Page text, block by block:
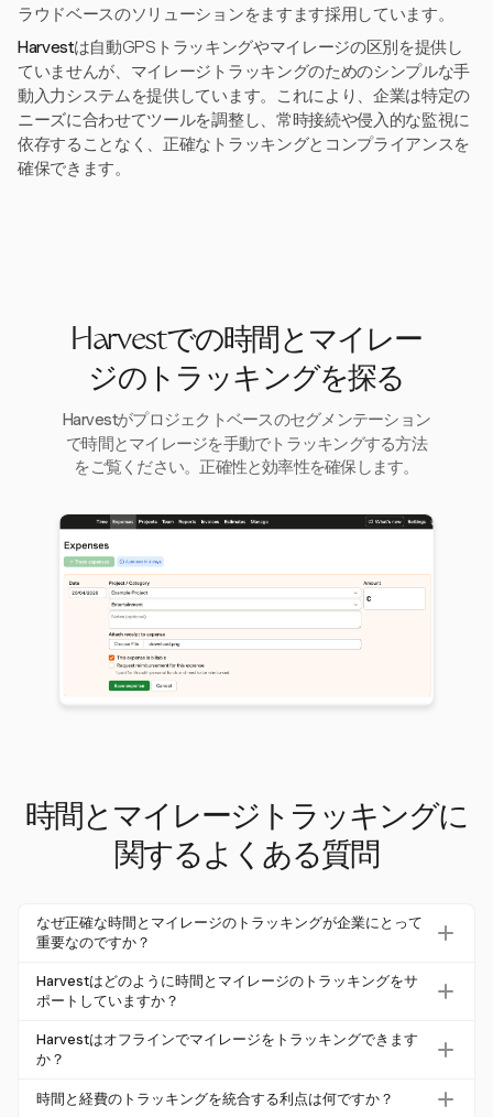
ラウドベースのソリューションをますます採用しています。
Harvestは自動GPSトラッキングやマイレージの区別を提供し
ていませんが、マイレージトラッキングのためのシンプルな手
動入力システムを提供しています。これにより、企業は特定の
ニーズに合わせてツールを調整し、常時接続や侵入的な監視に
依存することなく、正確なトラッキングとコンプライアンスを
確保できます。
Harvestでの時間とマイレー
ジのトラッキングを探る
Harvestがプロジェクトベースのセグメンテーション
で時間とマイレージを手動でトラッキングする方法
をご覧ください。正確性と効率性を確保します。
時間とマイレージトラッキングに
関するよくある質問
なぜ正確な時間とマイレージのトラッキングが企業にとって
重要なのですか？
正確な時間とマイレージのトラッキングは、企業が正確な
払い戻し、税法の遵守、運営コストの最適化を確保するた
とが多く、調査によると88%のスプレッドシートに不正確
さが含まれており、過大な経費が発生する可能性がありま
す。
Harvestはどのように時間とマイレージのトラッキングをサ
ポートしていますか？
Harvestは、ユーザーがデータを手動で入力し、特定のプ
ロジェクトにリンクできるようにすることで、時間とマイ
トベースのセグメンテーションにより、マイレージトラッ
Harvestはオフラインでマイレージをトラッキングできます
か？
はい、Harvestのモバイルアプリはオフラインでのトラッ
時間と経費のトラッキングを統合する利点は何ですか？